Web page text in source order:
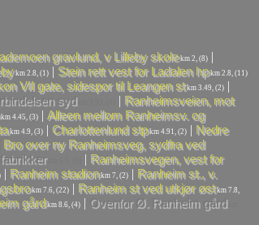
gravlund, v Lilleby skolekm 2, (8) |
km 2.8, (1) | Stein rett vest for Ladalen hpkm 2.8, (11)
VII gate, sidespor til Leangen stkm 3.49, (2) |
syd | Ranheimsveien, mot
km 4.45, (3) | Alleen mellom Ranheimsv. og
km 4.9, (3) | Charlottenlund stpkm 4.91, (2) | Nedre
Bro over ny Ranheimsveg, sydfra ved
km 5.9, (0) | Ranheimsvegen, vest for
| Ranheim stadionkm 7, (2) | Ranheim st., v.
km 7.6, (22) | Ranheim st ved utkjør østkm 7.8,
gård km 8.6, (4) | Ovenfor Ø. Ranheim gård